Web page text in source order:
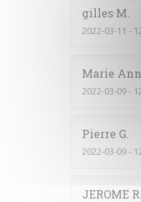
gilles M
2022-03-11 -
Marie
2022-03-09-
Pierre G
2022-03-09-
JEROME R